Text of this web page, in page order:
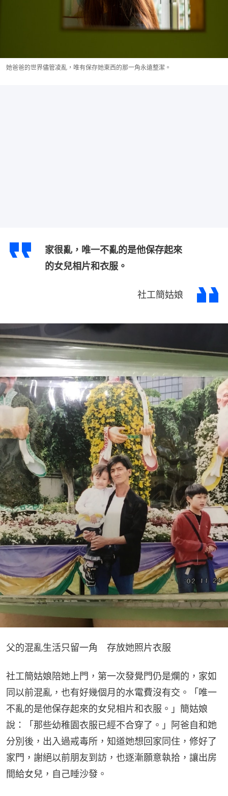
她爸爸的世界儘管凌亂，唯有保存她東西的那一角永遠整潔。
家很亂，唯一不亂的是他保存起來
的女兒相片和衣服。
社工簡姑娘
父的混亂生活只留一角　存放她照片衣服
社工簡姑娘陪她上門，第一次發覺門仍是爛的，家如
同以前混亂，也有好幾個月的水電費沒有交。「唯一
不亂的是他保存起來的女兒相片和衣服。」簡姑娘
說：「那些幼稚園衣服已經不合穿了。」阿爸自和她
分別後，出入過戒毒所，知道她想回家同住，修好了
家門，謝絕以前朋友到訪，也逐漸願意執拾，讓出房
間給女兒，自己睡沙發。